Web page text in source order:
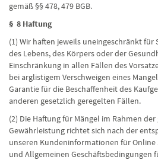
gemäß §§ 478, 479 BGB.
§ 8 Haftung
(1) Wir haften jeweils uneingeschränkt für
des Lebens, des Körpers oder der
Einschränkung in allen Fällen des
bei arglistigem Verschweigen eines
Garantie für die Beschaffenheit des
anderen gesetzlich geregelten Fällen.
(2) Die Haftung für Mängel im Rahmen
Gewährleistung richtet sich nach der
unseren Kundeninformationen für Online
und Allgemeinen Geschäftsbedingungen